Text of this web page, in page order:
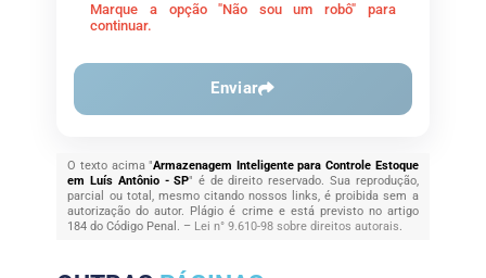
Marque a opção "Não sou um robô" para
continuar.
Enviar
O texto acima "Armazenagem Inteligente para Controle Estoque
em Luís Antônio - SP" é de direito reservado. Sua reprodução,
parcial ou total, mesmo citando nossos links, é proibida sem a
autorização do autor. Plágio é crime e está previsto no artigo
184 do Código Penal. – Lei n° 9.610-98 sobre direitos autorais.